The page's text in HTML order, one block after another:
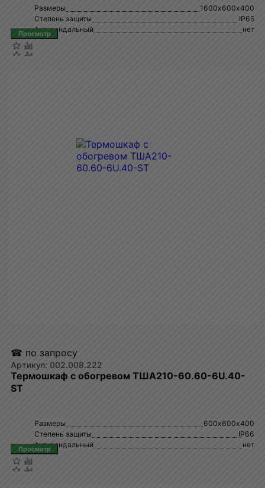
Размеры
1600х600х400
Степень защиты
IP65
Антивандальный
нет
☎ по запросу
002.008.222
Термошкаф с обогревом ТША210-60.60-6U.40-
ST
Размеры
600х600х400
Степень защиты
IP66
Антивандальный
нет